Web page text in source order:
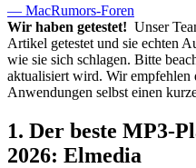
— MacRumors-Foren
Wir haben getestet! Unser
Artikel getestet und sie echten
wie sie sich schlagen. Bitte
aktualisiert wird. Wir empfehlen
Anwendungen selbst einen
1. Der beste MP3-
2026: Elmedia